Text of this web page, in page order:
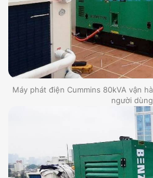
Máy phát điện Cummins 80kVA vận
người dùng